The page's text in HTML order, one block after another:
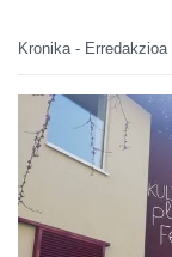
Kronika - Erredakzioa